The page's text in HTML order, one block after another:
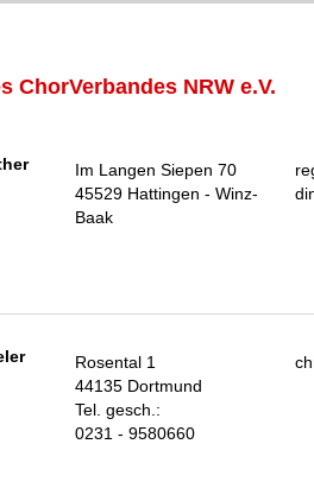
ChorVerbandes NRW e.V.
Im Langen Siepen 70
45529 Hattingen - Winz-
Baak
Rosental 1
44135 Dortmund
Tel. gesch.:
0231 - 9580660